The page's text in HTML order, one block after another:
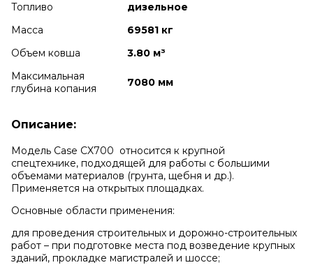
Топливо
дизельное
Масса
69581 кг
Объем ковша
3.80 м³
Максимальная
глубина копания
7080 мм
Описание:
Модель Case CX700 относится к крупной
спецтехнике, подходящей для работы с большими
объемами материалов (грунта, щебня и др.).
Применяется на открытых площадках.
Основные области применения:
для проведения строительных и дорожно-строительных
работ – при подготовке места под возведение крупных
зданий, прокладке магистралей и шоссе;